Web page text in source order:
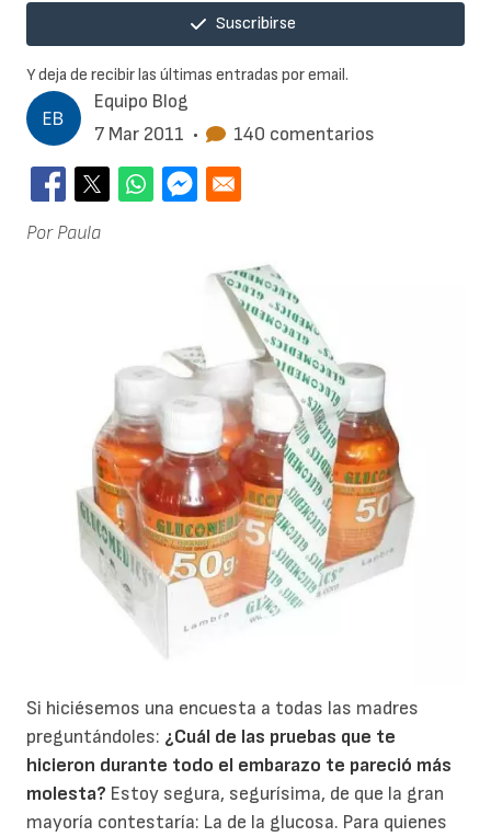
Equipo Blog
7 Mar 2011 • 140 comentarios
Por Paula
Si hiciésemos una encuesta a todas las madres
preguntándoles: ¿Cuál de las pruebas que te
hicieron durante todo el embarazo te pareció más
molesta? Estoy segura, segurísima, de que la gran
mayoría contestaría: La de la glucosa. Para quienes
Suscribirse
Y deja de recibir las últimas entradas por email.